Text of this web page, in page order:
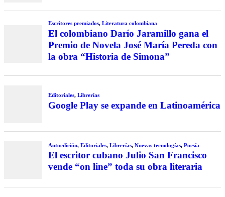
Escritores premiados, Literatura colombiana
El colombiano Darío Jaramillo gana el
Premio de Novela José María Pereda con
la obra “Historia de Simona”
Editoriales, Librerías
Google Play se expande en Latinoamérica
Autoedición, Editoriales, Librerías, Nuevas tecnologías, Poesía
El escritor cubano Julio San Francisco
vende “on line” toda su obra literaria